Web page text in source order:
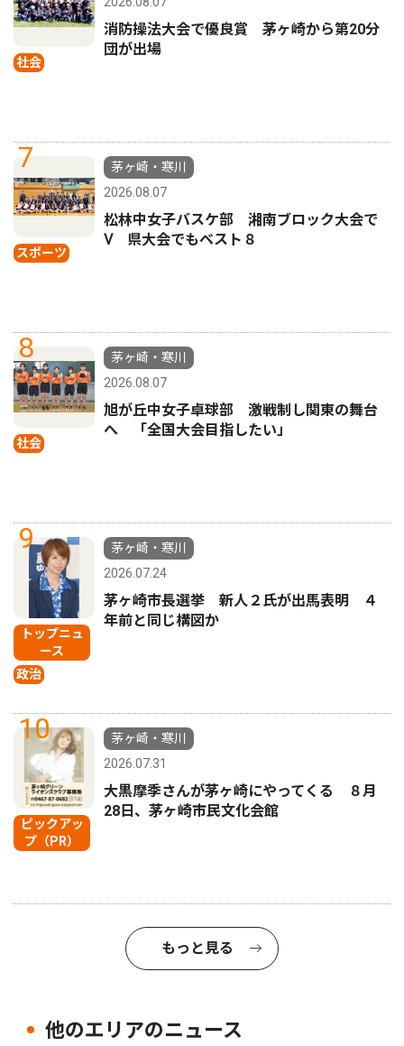
社会
消防操法大会で優良賞 茅ヶ崎から第20分
団が出場
7
スポーツ
茅ヶ崎・寒川
2026.08.07
松林中女子バスケ部 湘南ブロック大会で
Ⅴ 県大会でもベスト８
8
社会
茅ヶ崎・寒川
2026.08.07
旭が丘中女子卓球部 激戦制し関東の舞台
へ 「全国大会目指したい」
9
トップニュ
ース
政治
茅ヶ崎・寒川
2026.07.24
茅ヶ崎市長選挙 新人２氏が出馬表明 ４
年前と同じ構図か
10
ピックアッ
プ（PR）
茅ヶ崎・寒川
2026.07.31
大黒摩季さんが茅ヶ崎にやってくる ８月
28日、茅ヶ崎市民文化会館
もっと見る
他のエリアのニュース